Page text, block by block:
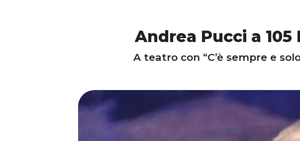
Andrea Pucci a 105
A teatro con “C’è sempre e